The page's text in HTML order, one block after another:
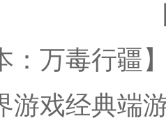
万毒行疆
戏经典端游